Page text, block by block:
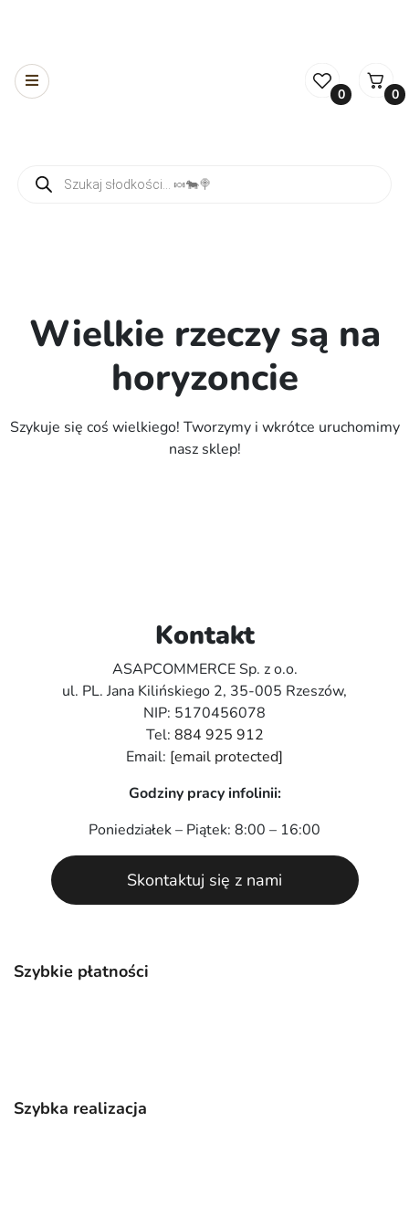
0 0
Wielkie rzeczy są na
horyzoncie
Szykuje się coś wielkiego! Tworzymy i wkrótce uruchomimy
nasz sklep!
Szybkie płatności
Szybka realizacja
Kontakt
ASAPCOMMERCE Sp. z o.o.
ul. PL. Jana Kilińskiego 2, 35-005 Rzeszów,
NIP: 5170456078
Tel: 884 925 912
Email: [email protected]
Godziny pracy infolinii:
Poniedziałek – Piątek: 8:00 – 16:00
Skontaktuj się z nami